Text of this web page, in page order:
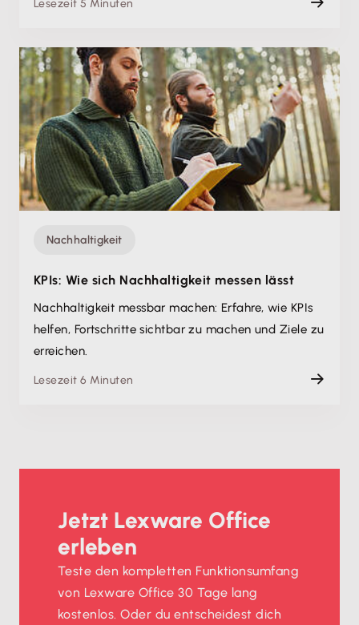
Lesezeit 5 Minuten
Nachhaltigkeit
KPIs: Wie sich Nachhaltigkeit messen lässt
Nachhaltigkeit messbar machen: Erfahre, wie KPIs
helfen, Fortschritte sichtbar zu machen und Ziele zu
erreichen.
Lesezeit 6 Minuten
Jetzt Lexware Office
erleben
Teste den kompletten Funktionsumfang
von Lexware Office 30 Tage lang
kostenlos. Oder du entscheidest dich